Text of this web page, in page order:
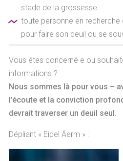
stade de la grossesse
toute personne en recherche
pour faire son deuil ou se
Vous êtes concerné·e ou
informations ?
Nous sommes là pour vous –
l’écoute et la conviction
devrait traverser un deuil seul.
Dépliant « Eidel Äerm » :